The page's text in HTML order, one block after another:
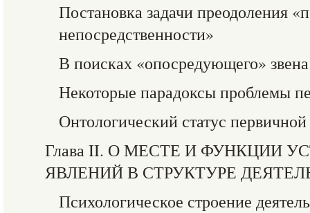
Постановка задачи преодоления
непосредственности»
В поисках «опосредующего» звена
Некоторые парадоксы проблемы
Онтологический статус
Глава II. О МЕСТЕ И ФУНКЦИИ
ЯВЛЕНИЙ В СТРУКТУРЕ
Психологическое строение